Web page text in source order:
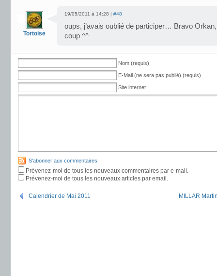
Tortoise
19/05/2011 à 14:28 | #48
oups, j’avais oublié de participer… Bravo
coup ^^
Nom (requis)
E-Mail (ne sera pas publié) (requis)
Site internet
S'abonner aux commentaires
Prévenez-moi de tous les nouveaux commentaires par e-mail.
Prévenez-moi de tous les nouveaux articles par email.
Calendrier de Mai 2011 MILLAR